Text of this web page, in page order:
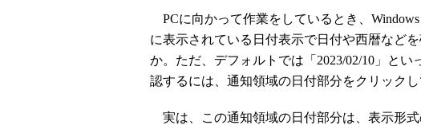
PCに向かって作業をしているとき、
に表示されている日付表示で日付や西暦など
か。ただ、デフォルトでは「2023/02/10」と
認するには、通知領域の日付部分をクリック
実は、この通知領域の日付部分は、表示形